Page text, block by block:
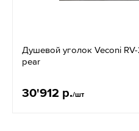
Душевой уголок Veconi RV-
pear
30'912 р./шт